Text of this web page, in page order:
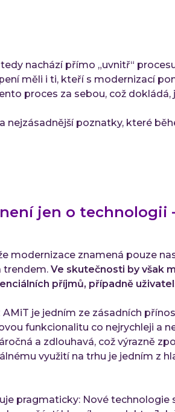
nachází přímo „uvnitř“
měli i ti, kteří s modernizací
proces za sebou, což
nejzásadnější poznatky, které
jen o technologii
modernizace znamená pouze
trendem. Ve skutečnosti by však
příjmů, případně
AMiT je jedním ze zásadních
funkcionalitu co nejrychleji a
a zdlouhavá, což výrazně
využití na trhu je jedním z
pragmaticky: Nové technologie